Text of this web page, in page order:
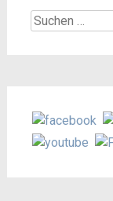
Suchen